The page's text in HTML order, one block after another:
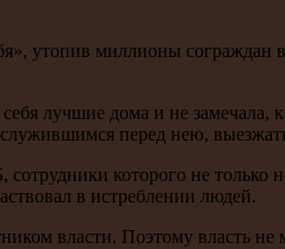
утопив миллионы сограждан
лучшие дома и не
перед нею,
которого не только
в истреблении людей.
власти. Поэтому власть